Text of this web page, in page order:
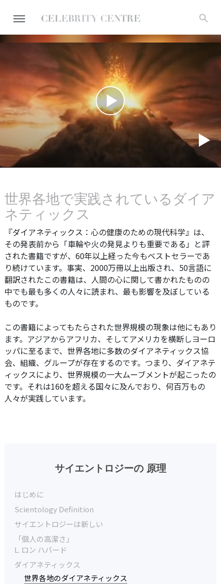
世界各地で実践されているダイア
ネティックス
『ダイアネティックス：心の健康のための現代科学』は、
その発表前から「車輪や火の発見よりも重要である」と評
された書籍ですが、60年以上経った今もベストセラーであ
り続けています。 事実、2000万冊以上出版され、50言語に
翻訳されたこの書籍は、人間の心に関して書かれたものの
中でも最も多くの人々に読まれ、最も影響を及ぼしている
ものです。
この書籍によってもたらされた世界規模の現象は他にもあり
ます。アジアからアフリカ、そしてアメリカを横断しヨーロ
ッパに至るまで、世界各地に多数のダイアネティックス協
会、組織、グループが存在するのです。つまり、ダイアネテ
ィックスにより、世界規模の一大ムーブメントが起こったの
です。それは160を超える国々に及んでおり、何百万もの
人々が実践しています。
サイエントロジーの 原理
はじめに
Scientology Definition
サイエントロジーは新しい
「個人の高潔さ」
L. ロン ハバード
ダイアネティックス
世界各地のダイアネティックス